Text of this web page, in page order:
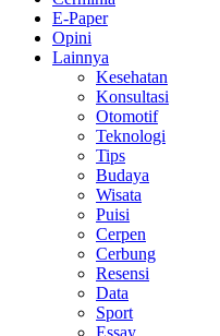
E-Paper
Opini
Lainnya
Kesehatan
Konsultasi
Otomotif
Teknologi
Tips
Budaya
Wisata
Puisi
Cerpen
Cerbung
Resensi
Data
Sport
Essay